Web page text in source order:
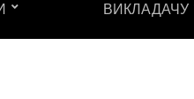
ВИКЛАДАЧУ